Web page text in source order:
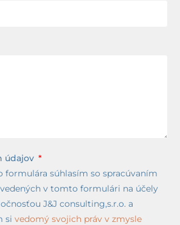
údajov
formulára súhlasím so spracúvaním
v tomto formulári na účely
J&J consulting,s.r.o. a
si vedomý svojich práv v zmysle